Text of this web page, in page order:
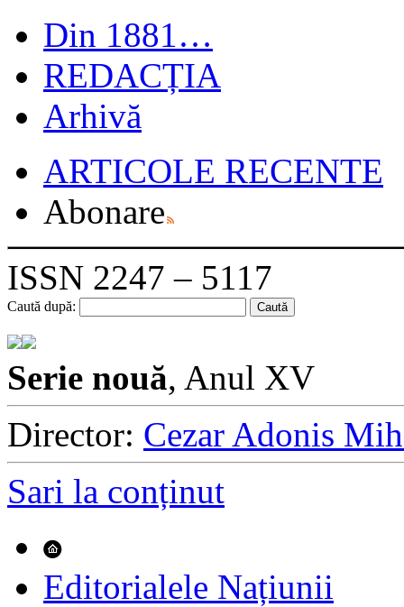
Din 1881…
REDACȚIA
Arhivă
ARTICOLE RECENTE
Abonare
ISSN 2247 – 5117
Caută după:
Serie nouă, Anul XV
Director: Cezar Adonis
Sari la conținut
Editorialele Națiunii